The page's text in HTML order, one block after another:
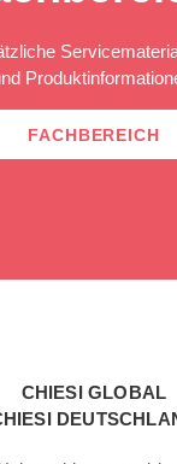
FACHBEREICH
CHIESI GLOBAL